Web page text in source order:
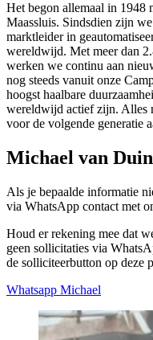
Het begon allemaal in 1948
Maassluis. Sindsdien zijn
marktleider in
wereldwijd. Met meer dan
werken we continu aan
nog steeds vanuit onze
hoogst haalbare
wereldwijd actief zijn. Alles
voor de volgende generatie
Michael van Duin
Als je bepaalde informatie
via WhatsApp contact met
Houd er rekening mee dat
geen sollicitaties via
de solliciteerbutton op deze
Whatsapp Michael